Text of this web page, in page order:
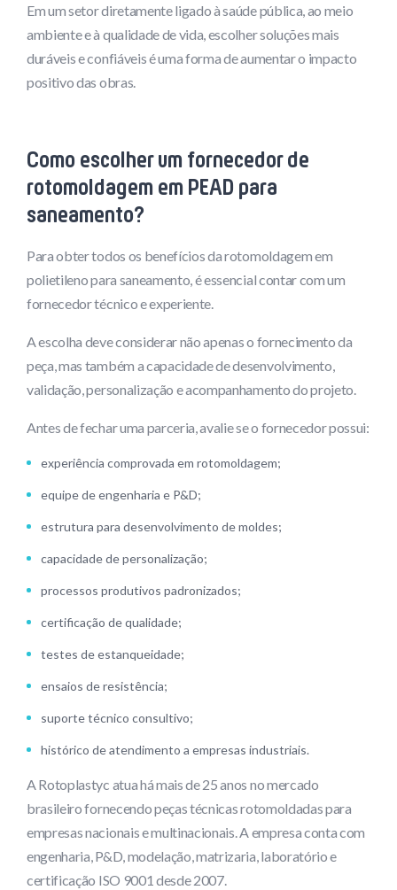
Em um setor diretamente ligado à saúde pública, ao meio
ambiente e à qualidade de vida, escolher soluções mais
duráveis e confiáveis é uma forma de aumentar o impacto
positivo das obras.
Como escolher um fornecedor de
rotomoldagem em PEAD para
saneamento?
Para obter todos os benefícios da rotomoldagem em
polietileno para saneamento, é essencial contar com um
fornecedor técnico e experiente.
A escolha deve considerar não apenas o fornecimento da
peça, mas também a capacidade de desenvolvimento,
validação, personalização e acompanhamento do projeto.
Antes de fechar uma parceria, avalie se o fornecedor possui:
experiência comprovada em rotomoldagem;
equipe de engenharia e P&D;
estrutura para desenvolvimento de moldes;
capacidade de personalização;
processos produtivos padronizados;
certificação de qualidade;
testes de estanqueidade;
ensaios de resistência;
suporte técnico consultivo;
histórico de atendimento a empresas industriais.
A Rotoplastyc atua há mais de 25 anos no mercado
brasileiro fornecendo peças técnicas rotomoldadas para
empresas nacionais e multinacionais. A empresa conta com
engenharia, P&D, modelação, matrizaria, laboratório e
certificação ISO 9001 desde 2007.